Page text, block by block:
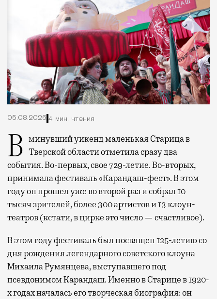
05.08.2026 4 мин. чтения
В минувший уикенд маленькая Старица в Тверской области отметила сразу два
события. Во-первых, свое 729-летие. Во-вторых,
принимала фестиваль «Карандаш-фест». В этом
году он прошел уже во второй раз и собрал 10
тысяч зрителей, более 300 артистов и 13 клоун-
театров (кстати, в цирке это число — счастливое).
В этом году фестиваль был посвящен 125-летию со
дня рождения легендарного советского клоуна
Михаила Румянцева, выступавшего под
псевдонимом Карандаш. Именно в Старице в 1920-
х годах началась его творческая биография: он